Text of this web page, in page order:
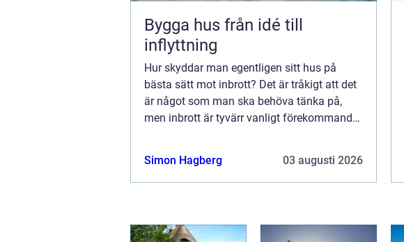
Bygga hus från idé till
inflyttning
Hur skyddar man egentligen sitt hus på
bästa sätt mot inbrott? Det är tråkigt att det
är något som man ska behöva tänka på,
men inbrott är tyvärr vanligt förekommande
Simon Hagberg
03 augusti 2026